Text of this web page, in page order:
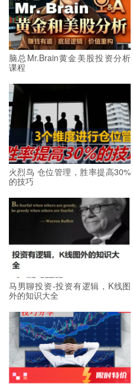
脑总Mr.Brain黄金美股投资分析
课程
火烈鸟 仓位管理，胜率提高30%
的技巧
马男聊投资-投资有逻辑，K线图
外的知识大全